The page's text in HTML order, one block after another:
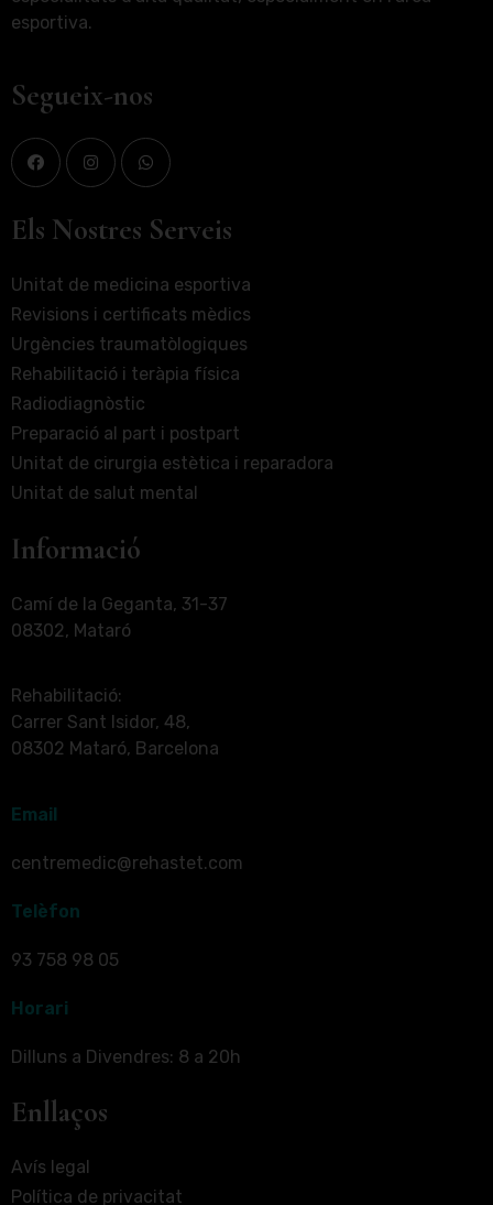
esportiva.
Segueix-nos
Els Nostres Serveis
Unitat de medicina esportiva
Revisions i certificats mèdics
Urgències traumatòlogiques
Rehabilitació i teràpia física
Radiodiagnòstic
Preparació al part i postpart
Unitat de cirurgia estètica i reparadora
Unitat de salut mental
Informació
Camí de la Geganta, 31-37
08302, Mataró
Rehabilitació:
Carrer Sant Isidor, 48,
08302 Mataró, Barcelona
Email
centremedic@rehastet.com
Telèfon
93 758 98 05
Horari
Dilluns a Divendres: 8 a 20h
Enllaços
Avís legal
Política de privacitat